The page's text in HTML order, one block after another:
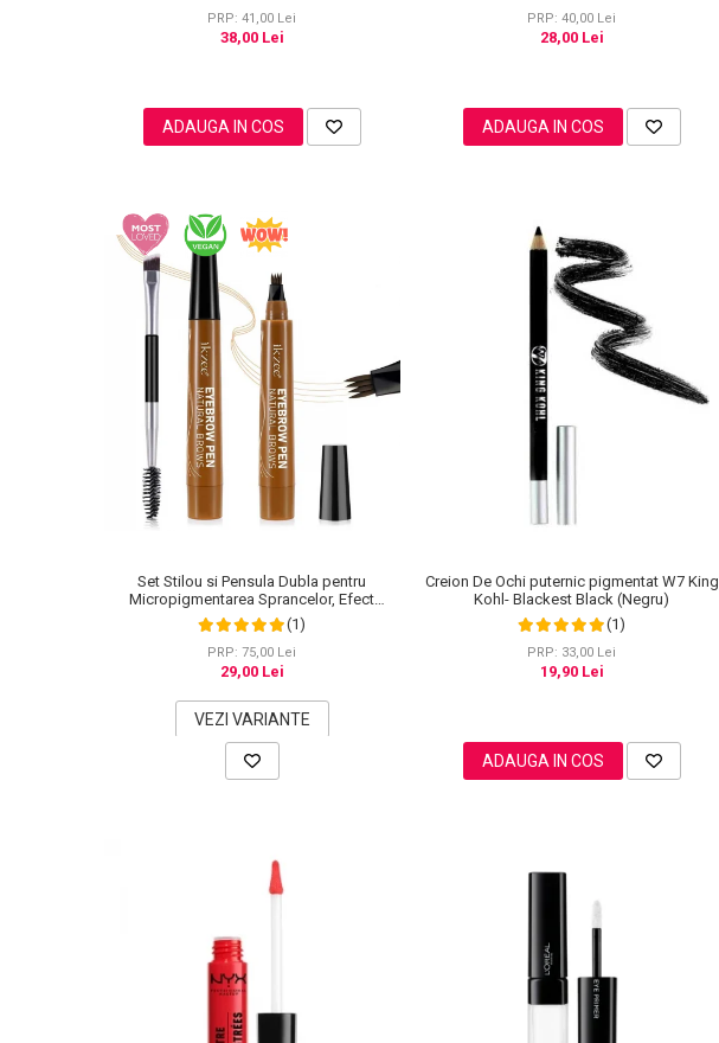
PRP: 41,00 Lei
38,00 Lei
ADAUGA IN COS
PRP: 40,00 Lei
28,00 Lei
ADAUGA IN COS
Set Stilou si Pensula Dubla pentru
Micropigmentarea Sprancelor, Efect
Natural de Microblading, Aspect de
Sprancene Pline
(1)
PRP: 75,00 Lei
29,00 Lei
VEZI VARIANTE
Creion De Ochi puternic pigmentat W7 King
Kohl- Blackest Black (Negru)
(1)
PRP: 33,00 Lei
19,90 Lei
ADAUGA IN COS